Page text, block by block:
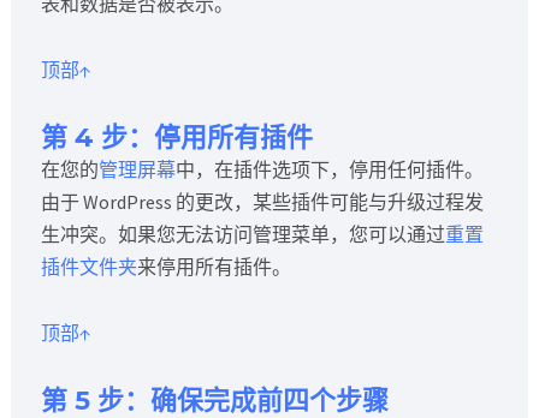
顶部↑
第 4 步：停用所有插件
在您的管理屏幕中，在插件选项下，停用任何插件。
由于 WordPress 的更改，某些插件可能与升级过程发
生冲突。如果您无法访问管理菜单，您可以通过重置
插件文件夹来停用所有插件。
顶部↑
第 5 步：确保完成前四个步骤